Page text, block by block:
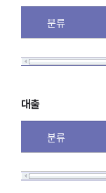
분류
대출
분류